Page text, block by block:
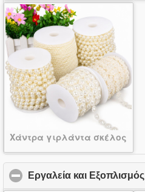
Χάντρα γιρλάντα σκέλος
Εργαλεία και Εξοπλισμός